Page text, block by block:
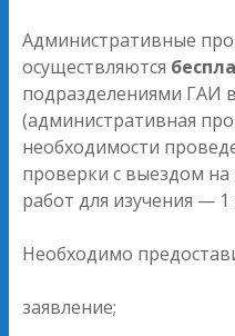
Административные
осуществляются
подразделениями ГАИ
(административная
необходимости
проверки с выездом
работ для изучения — 1
Необходимо
заявление;